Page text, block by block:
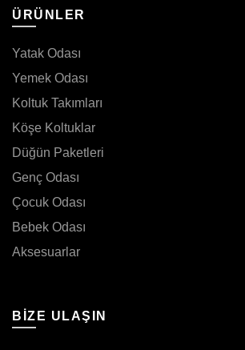
ÜRÜNLER
Yatak Odası
Yemek Odası
Koltuk Takımları
Köşe Koltuklar
Düğün Paketleri
Genç Odası
Çocuk Odası
Bebek Odası
Aksesuarlar
BIZE ULAŞIN